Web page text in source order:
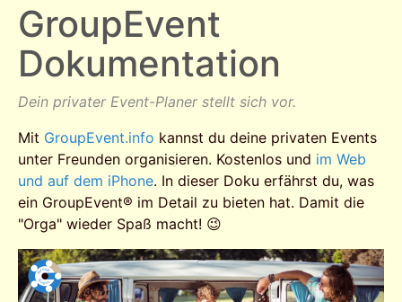
GroupEvent
Dokumentation
Dein privater Event-Planer stellt sich vor.
Mit GroupEvent.info kannst du deine privaten Events
unter Freunden organisieren. Kostenlos und im Web
und auf dem iPhone. In dieser Doku erfährst du, was
ein GroupEvent® im Detail zu bieten hat. Damit die
"Orga" wieder Spaß macht! 😉